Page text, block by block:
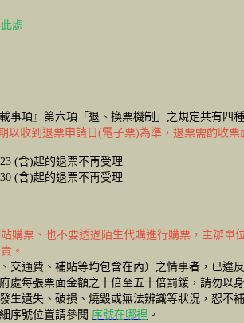
處
項』第六項「退、換票機制」之規定共有四
以收到退票申請日(電子票)為準，退票需酌收票
(含)起的退票不再受理
(含)起的退票不再受理
購票、也不要透過陌生代購進行購票，主辦
。
交通費、補貼等均包含在內）之情事者，已
每張票面金額之十倍至五十倍罰鍰，請勿以身
生遺失、破損、燒毀或無法辨識等狀況，恕不補
序號位置請參閱 序號在哪裡 。